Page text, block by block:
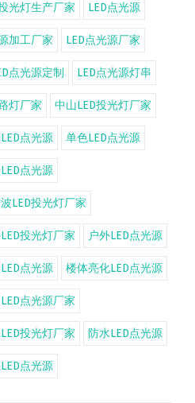
光灯生产厂家 LED点光源
加工厂家 LED点光源厂家
点光源定制 LED点光源灯串
灯厂家 中山LED投光灯厂家
点光源 单色LED点光源
点光源
LED投光灯厂家
投光灯厂家 户外LED点光源
点光源 楼体亮化LED点光源
点光源厂家
投光灯厂家 防水LED点光源
点光源